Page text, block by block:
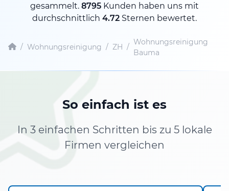
gesammelt. 8795 Kunden haben uns mit
durchschnittlich 4.72 Sternen bewertet.
/ Wohnungsreinigung / ZH /
Wohnungsreinigung
Bauma
So einfach ist es
In 3 einfachen Schritten bis zu 5 lokale
Firmen vergleichen